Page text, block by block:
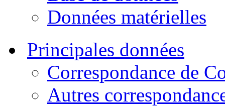
Données matérielles
Principales données
Correspondance de
Autres